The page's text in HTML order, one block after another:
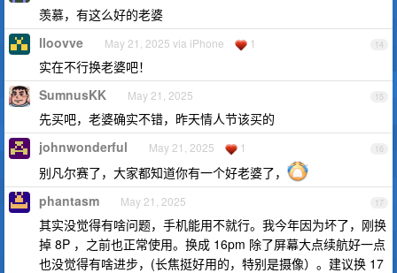
羡慕，有这么好的老婆
14
lloovve May 21, 2025 via iPhone 1
实在不行换老婆吧！
15
SumnusKK May 21, 2025
先买吧，老婆确实不错，昨天情人节该买的
16
johnwonderful May 21, 2025 1
别凡尔赛了，大家都知道你有一个好老婆了，
17
phantasm May 21, 2025
其实没觉得有啥问题，手机能用不就行。我今年因为坏了，刚换
掉 8P ，之前也正常使用。换成 16pm 除了屏幕大点续航好一点
也没觉得有啥进步，(长焦挺好用的，特别是摄像）。建议换 17